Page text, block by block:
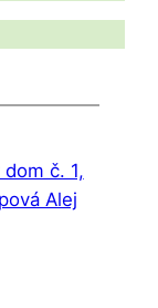
č. 1,
Alej